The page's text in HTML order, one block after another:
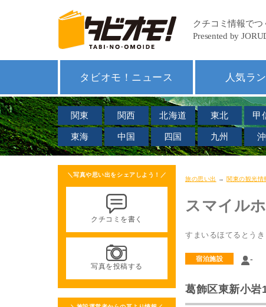
タビオモ！ニュース 人気ラ
関東 関西 北海道 東北 甲
東海 中国 四国 九州
旅の思い出 → 関東の観光情
スマイル
すまいるほてるとう
宿泊施設 -
葛飾区東新小岩
＼写真や思い出をシェアしよう！／
クチコミを書く
写真を投稿する